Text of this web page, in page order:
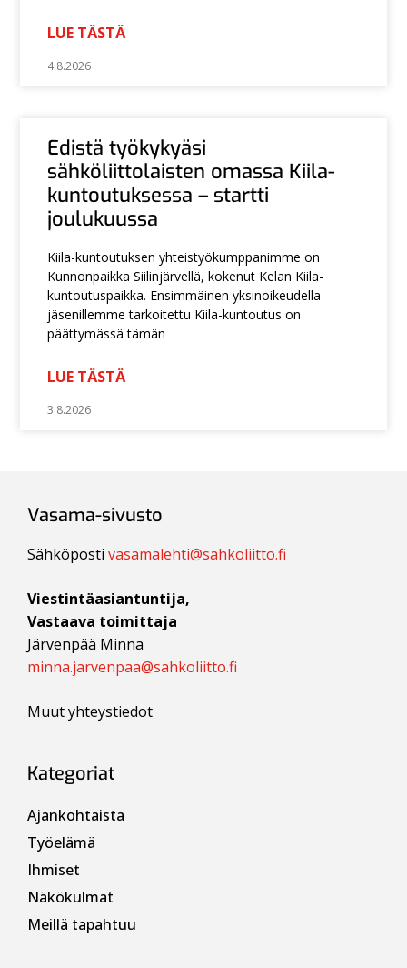
LUE TÄSTÄ
4.8.2026
Edistä työkykyäsi
sähköliittolaisten omassa Kiila-
kuntoutuksessa – startti
joulukuussa
Kiila-kuntoutuksen yhteistyökumppanimme on
Kunnonpaikka Siilinjärvellä, kokenut Kelan Kiila-
kuntoutuspaikka. Ensimmäinen yksinoikeudella
jäsenillemme tarkoitettu Kiila-kuntoutus on
päättymässä tämän
LUE TÄSTÄ
3.8.2026
Vasama-sivusto
Sähköpostivasamalehti@sahkoliitto.fi
Viestintäasiantuntija,
Vastaava toimittaja
Järvenpää Minna
minna.jarvenpaa@sahkoliitto.fi
Muut yhteystiedot
Kategoriat
Ajankohtaista
Työelämä
Ihmiset
Näkökulmat
Meillä tapahtuu